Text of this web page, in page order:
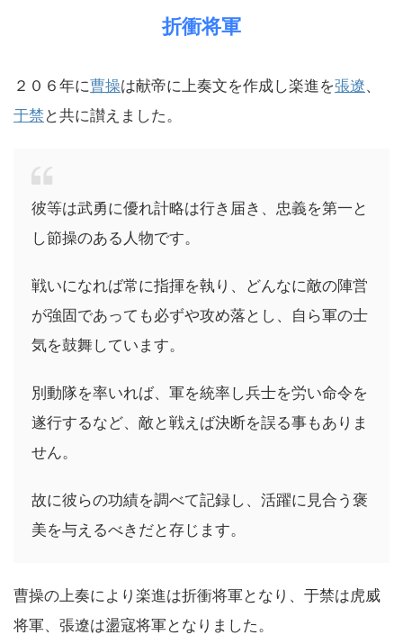
折衝将軍
２０６年に曹操は献帝に上奏文を作成し楽進を張遼、
于禁 と共に讃えました。
彼等は武勇に優れ計略は行き届き、忠義を第一と
し節操のある人物です。
戦いになれば常に指揮を執り、どんなに敵の陣営
が強固であっても必ずや攻め落とし、自ら軍の士
気を鼓舞しています。
別動隊を率いれば、軍を統率し兵士を労い命令を
遂行するなど、敵と戦えば決断を誤る事もありま
せん。
故に彼らの功績を調べて記録し、活躍に見合う褒
美を与えるべきだと存じます。
曹操の上奏により楽進は折衝将軍となり、于禁は虎威
将軍、張遼は盪寇将軍となりました。